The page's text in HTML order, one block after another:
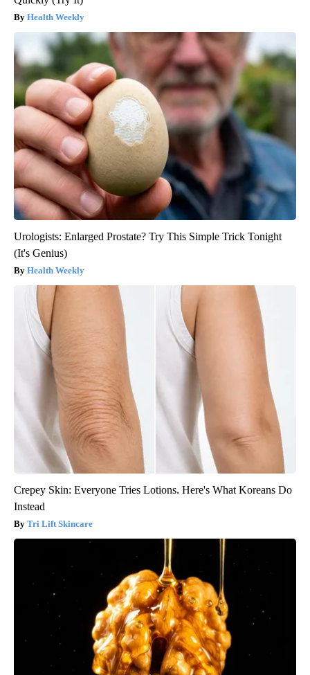
Health Weekly
Urologists: Enlarged Prostate? Try This Simple Trick Tonight
(It's Genius)
Health Weekly
Crepey Skin: Everyone Tries Lotions. Here's What Koreans Do
Instead
Tri Lift Skincare